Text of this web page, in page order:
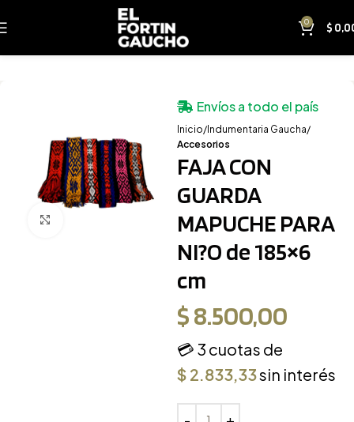
0 $
Inicio
Indumentaria Gaucha
Accesorios
Envíos a todo el país
FAJA CON
GUARDA
MAPUCHE PARA
NI?O de 185×6
cm
$8.500,00
💳 3 cuotas de
$ 2.833,33sin interés